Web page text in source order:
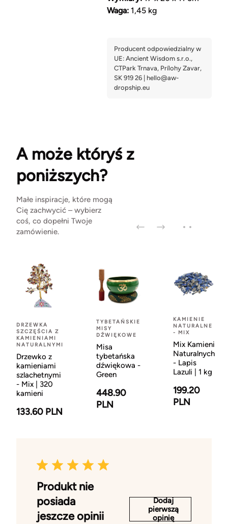
Waga:1,45 kg
A może któryś z
poniższych?
Małe inspiracje, które mogą
Cię zachwycić – wybierz
coś, co dopełni Twoje
zamówienie.
DRZEWKA
SZCZĘŚCIA Z
KAMIENIAMI
NATURALNYMI
Drzewko z
kamieniami
szlachetnymi
- Mix | 320
kamieni
133.60 PLN
TYBETAŃSKIE
MISY
DŹWIĘKOWE
Misa
tybetańska
dźwiękowa -
Green
448.90
PLN
KAMIENIE
NATURALNE
- MIX
Mix Kamieni
Naturalnych
- Lapis
Lazuli | 1 kg
199.20
PLN
Produkt nie
posiada
jeszcze opinii
Dodaj
pierwszą
opinię